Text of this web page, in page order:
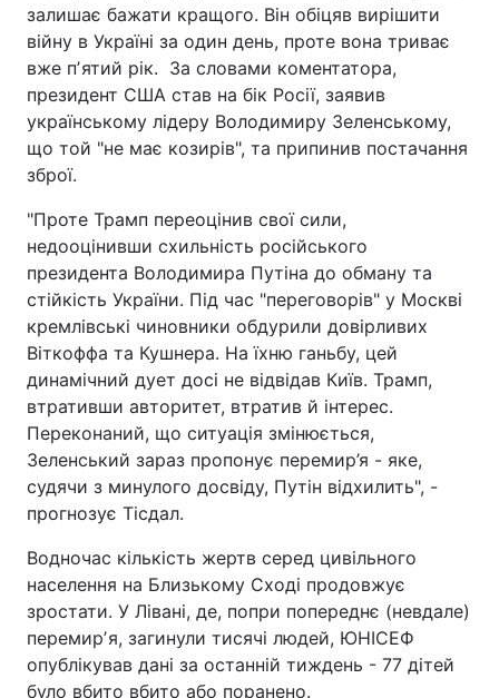
залишає бажати кращого. Він обіцяв вирішити
війну в Україні за один день, проте вона триває
вже пʼятий рік. За словами коментатора,
президент США став на бік Росії, заявив
українському лідеру Володимиру Зеленському,
що той "не має козирів", та припинив постачання
зброї.
"Проте Трамп переоцінив свої сили,
недооцінивши схильність російського
президента Володимира Путіна до обману та
стійкість України. Під час "переговорів" у Москві
кремлівські чиновники обдурили довірливих
Віткоффа та Кушнера. На їхню ганьбу, цей
динамічний дует досі не відвідав Київ. Трамп,
втративши авторитет, втратив й інтерес.
Переконаний, що ситуація змінюється,
Зеленський зараз пропонує перемир’я - яке,
судячи з минулого досвіду, Путін відхилить", -
прогнозує Тісдал.
Водночас кількість жертв серед цивільного
населення на Близькому Сході продовжує
зростати. У Лівані, де, попри попереднє (невдале)
перемирʼя, загинули тисячі людей, ЮНІСЕФ
опублікував дані за останній тиждень - 77 дітей
було вбито вбито або поранено.